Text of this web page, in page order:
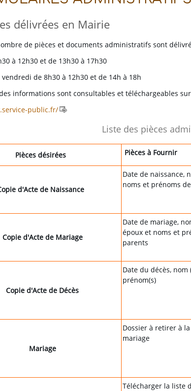
délivrées en Mairie
de pièces et documents administratifs sont
à 12h30 et de 13h30 à 17h30
de 8h30 à 12h30 et de 14h à 18h
informations sont consultables et téléchargeables
public.fr/
Liste des pièces
Pièces désirées Pièces à Fournir
d'Acte de Naissance
Date de naissance,
noms et prénoms
Copie d'Acte de Mariage
Date de mariage,
époux et noms et
parents
Copie d'Acte de Décès
Date du décès,
prénom(s)
Mariage
Dossier à retirer à
mariage
Télécharger la liste